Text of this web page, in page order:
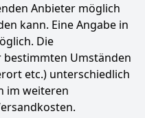
Anbieter möglich
kann. Eine Angabe in
Die
Umständen
etc.) unterschiedlich
im weiteren